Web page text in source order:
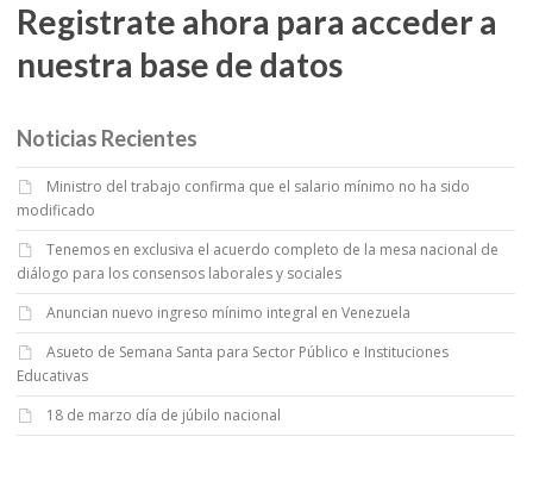
Registrate ahora para acceder a
nuestra base de datos
Noticias Recientes
Ministro del trabajo confirma que el salario mínimo no ha sido
modificado
Tenemos en exclusiva el acuerdo completo de la mesa nacional de
diálogo para los consensos laborales y sociales
Anuncian nuevo ingreso mínimo integral en Venezuela
Asueto de Semana Santa para Sector Público e Instituciones
Educativas
18 de marzo día de júbilo nacional